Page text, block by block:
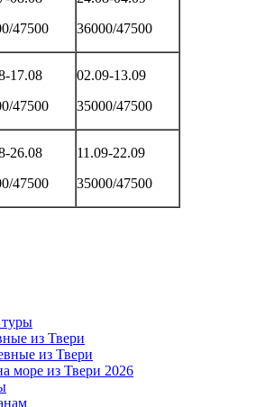
47500
36000/47500
17.08
47500
02.09-13.09
35000/47500
26.08
47500
11.09-22.09
35000/47500
из Твери
из Твери
море из Твери 2026